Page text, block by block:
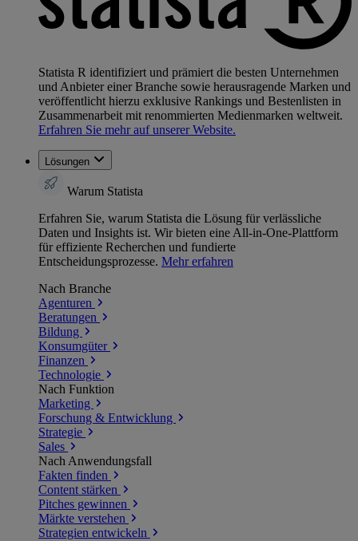
Statista R identifiziert und prämiert die besten Unternehmen
und Anbieter einer Branche sowie herausragende Marken und
veröffentlicht hierzu exklusive Rankings und Bestenlisten in
Zusammenarbeit mit renommierten Medienmarken weltweit.
Erfahren Sie mehr auf unserer Website.
Lösungen
Warum Statista
Erfahren Sie, warum Statista die Lösung für verlässliche
Daten und Insights ist. Wir bieten eine All-in-One-Plattform
für effiziente Recherchen und fundierte
Entscheidungsprozesse. Mehr erfahren
Nach Branche
Agenturen
Beratungen
Bildung
Konsumgüter
Finanzen
Technologie
Nach Funktion
Marketing
Forschung & Entwicklung
Strategie
Sales
Nach Anwendungsfall
Fakten finden
Content stärken
Pitches gewinnen
Märkte verstehen
Strategien entwickeln